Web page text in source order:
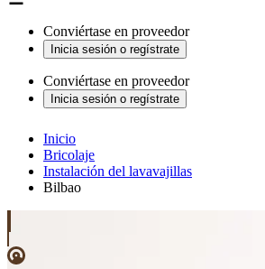
Conviértase en proveedor
Inicia sesión o regístrate
Conviértase en proveedor
Inicia sesión o regístrate
Inicio
Bricolaje
Instalación del lavavajillas
Bilbao